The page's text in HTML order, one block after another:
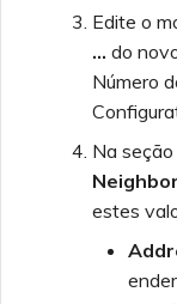
Edite o
… do
Número
Na
estes